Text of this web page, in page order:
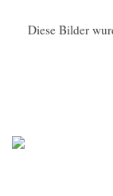
Diese Bilder